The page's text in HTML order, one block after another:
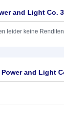
and Light Co.
leider keine
and Light